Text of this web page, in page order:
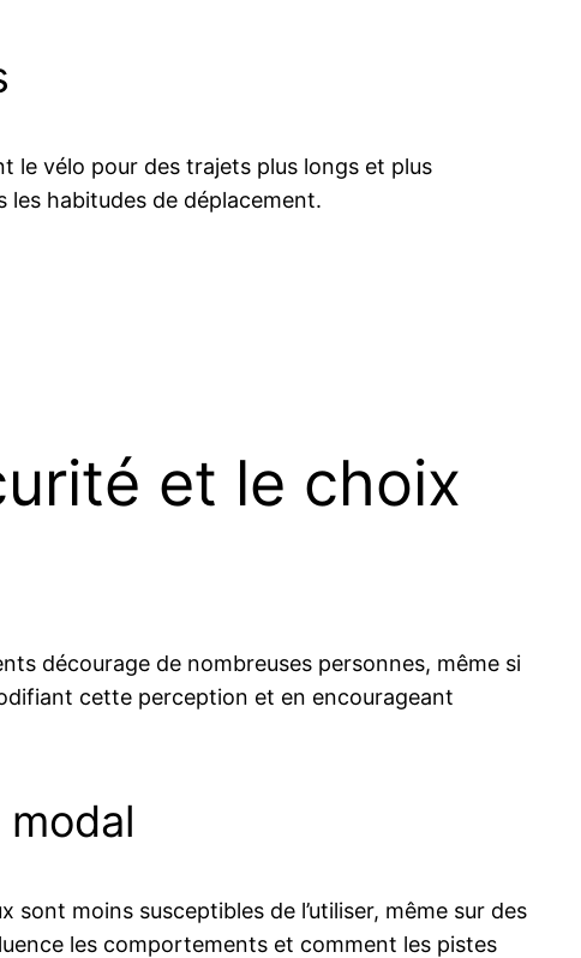
le vélo pour des trajets plus longs et plus
les habitudes de déplacement.
et le choix
décourage de nombreuses personnes, même si
cette perception et en encourageant
moins susceptibles de l’utiliser, même sur des
les comportements et comment les pistes